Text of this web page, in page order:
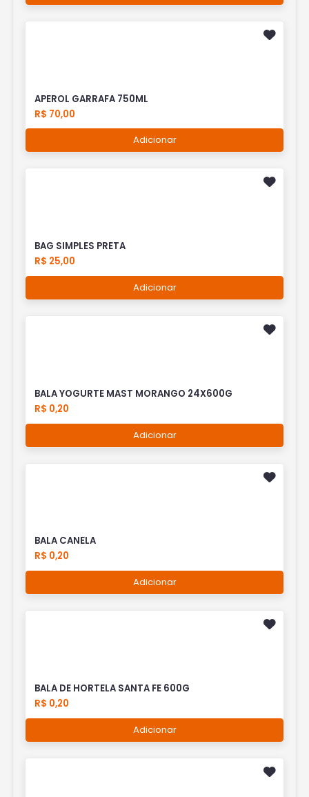
APEROL GARRAFA 750ML
R$ 70,00
Adicionar
BAG SIMPLES PRETA
R$ 25,00
Adicionar
BALA YOGURTE MAST MORANGO 24X600G
R$ 0,20
Adicionar
BALA CANELA
R$ 0,20
Adicionar
BALA DE HORTELA SANTA FE 600G
R$ 0,20
Adicionar